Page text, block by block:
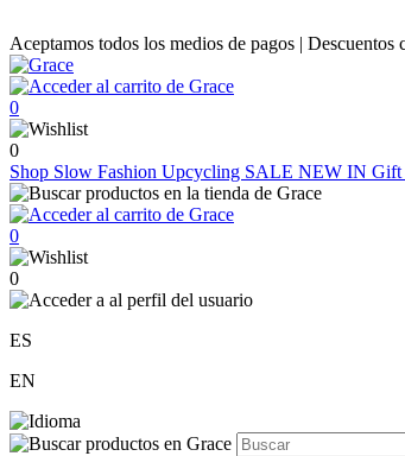
Aceptamos todos los medios de pagos |
0
0
Shop Slow Fashion Upcycling SALE NEW IN Gift
0
0
ES
EN